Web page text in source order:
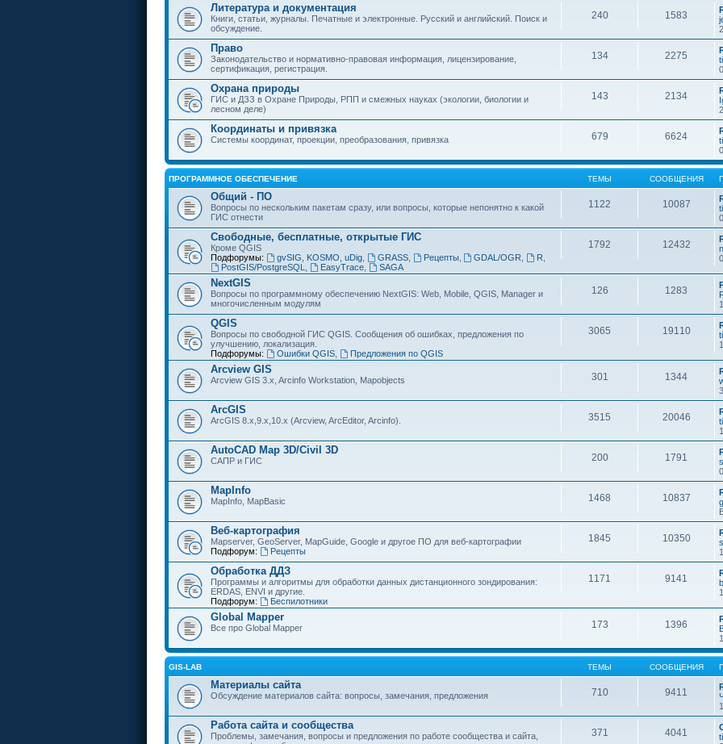
Литература и документация
Книги, статьи, журналы. Печатные и электронные. Русский и английский. Поиск и
обсуждение.
240 1583
Право
Законодательство и нормативно-правовая информация, лицензирование,
сертификация, регистрация.
134 2275
Охрана природы
ГИС и ДЗЗ в Охране Природы, РПП и смежных науках (экологии, биологии и
лесном деле)
143 2134
Координаты и привязка
Системы координат, проекции, преобразования, привязка 679 6624
ПРОГРАММНОЕ ОБЕСПЕЧЕНИЕ ТЕМЫ СООБЩЕНИЯ
Общий - ПО
Вопросы по нескольким пакетам сразу, или вопросы, которые непонятно к какой
ГИС отнести
1122 10087
Свободные, бесплатные, открытые ГИС
Кроме QGIS
Подфорумы:
gvSIG, KOSMO, uDig, GRASS, Рецепты, GDAL/OGR R
PostGIS/PostgreSQL
EasyTrace, SAGA
1792 12432
NextGIS
Вопросы по программному обеспечению NextGIS: Web, Mobile, QGIS, Manager и
многочисленным модулям
126 1283
QGIS
Вопросы по свободной ГИС QGIS. Сообщения об ошибках, предложения по
улучшению, локализация.
Подфорумы:
Ошибки QGIS, Предложения по QGIS
3065 19110
Arcview GIS
Arcview GIS 3.x, Arcinfo Workstation, Mapobjects 301 1344
ArcGIS
ArcGIS 8.x,9.x,10.x (Arcview, ArcEditor, Arcinfo). 3515 20046
AutoCAD Map 3D/Civil 3D
САПР и ГИС 200 1791
MapInfo
MapInfo, MapBasic 1468 10837
Веб-картография
Mapserver, GeoServer, MapGuide, Google и другое ПО для веб-картографии
Подфорум:
Рецепты
1845 10350
Обработка ДДЗ
Программы и алгоритмы для обработки данных дистанционного зондирования:
ERDAS, ENVI и другие.
Подфорум:
Беспилотники
1171 9141
Global Mapper
Все про Global Mapper 173 1396
GIS-LAB ТЕМЫ СООБЩЕНИЯ
Материалы сайта
Обсуждение материалов сайта: вопросы, замечания, предложения 710 9411
Работа сайта и сообщества
Проблемы, замечания, вопросы и предложения по работе сообщества и сайта,
371 4041